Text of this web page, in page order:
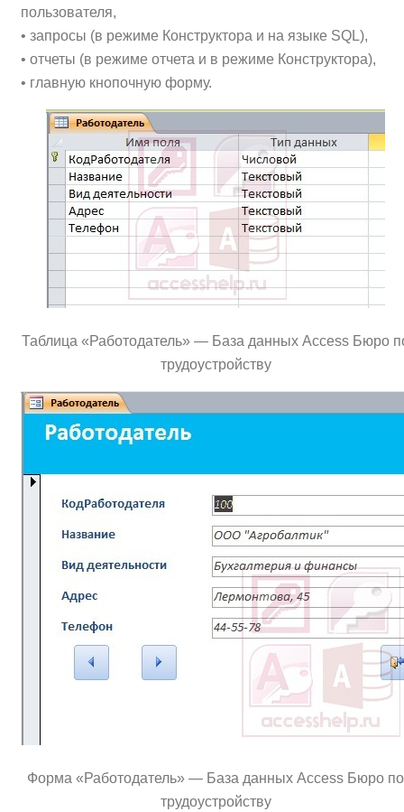
пользователя,
• запросы (в режиме Конструктора и на языке SQL),
• отчеты (в режиме отчета и в режиме Конструктора),
• главную кнопочную форму.
Таблица «Работодатель» — База данных Access Бюро
трудoустройству
Форма «Работодатель» — База данных Access Бюро по
трудoустройству